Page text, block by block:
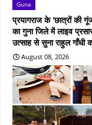
Guna
प्रयागराज के 'छात्रों की
का गुना जिले में लाइव
उत्साह से सुना राहुल गाँधी
August 08, 2026